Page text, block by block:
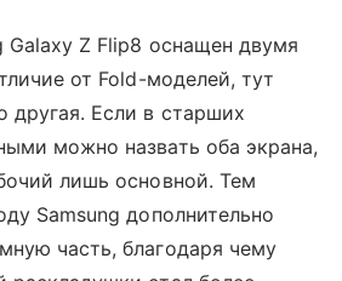
Galaxy Z Flip8 оснащен двумя
от Fold-моделей, тут
другая. Если в старших
можно назвать оба экрана,
лишь основной. Тем
Samsung дополнительно
часть, благодаря чему